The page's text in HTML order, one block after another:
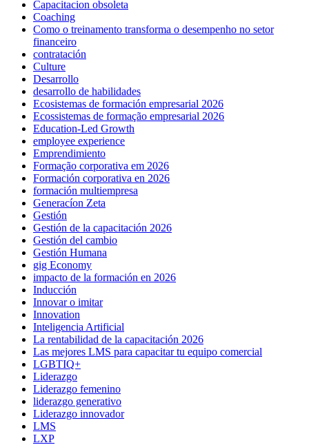
Capacitacion obsoleta
Coaching
Como o treinamento transforma o desempenho no setor
financeiro
contratación
Culture
Desarrollo
desarrollo de habilidades
Ecosistemas de formación empresarial 2026
Ecossistemas de formação empresarial 2026
Education-Led Growth
employee experience
Emprendimiento
Formação corporativa em 2026
Formación corporativa en 2026
formación multiempresa
Generacíon Zeta
Gestión
Gestión de la capacitación 2026
Gestión del cambio
Gestión Humana
gig Economy
impacto de la formación en 2026
Inducción
Innovar o imitar
Innovation
Inteligencia Artificial
La rentabilidad de la capacitación 2026
Las mejores LMS para capacitar tu equipo comercial
LGBTIQ+
Liderazgo
Liderazgo femenino
liderazgo generativo
Liderazgo innovador
LMS
LXP